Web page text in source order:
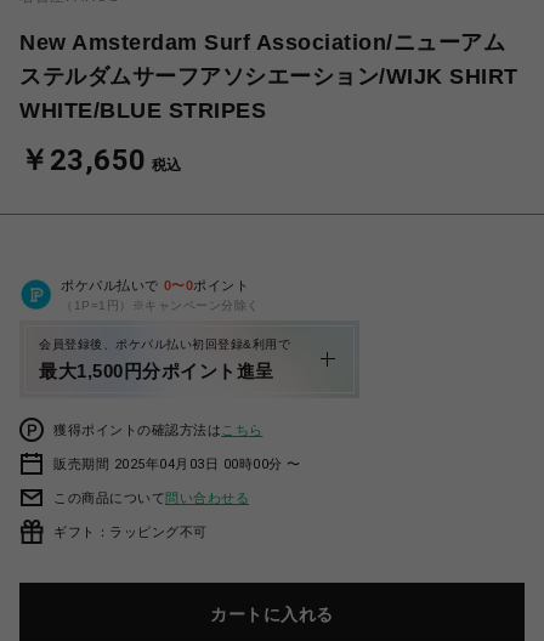
New Amsterdam Surf Association/ニューアム
ステルダムサーフアソシエーション/WIJK SHIRT
WHITE/BLUE STRIPES
￥23,650 税込
ポケパル払いで 0〜0ポイント
（1P=1円）※キャンペーン分除く
会員登録後、ポケパル払い初回登録&利用で
最大1,500円分ポイント進呈
獲得ポイントの確認方法は こちら
販売期間 2025年04月03日 00時00分 〜
この商品について問い合わせる
ギフト：ラッピング不可
カートに入れる